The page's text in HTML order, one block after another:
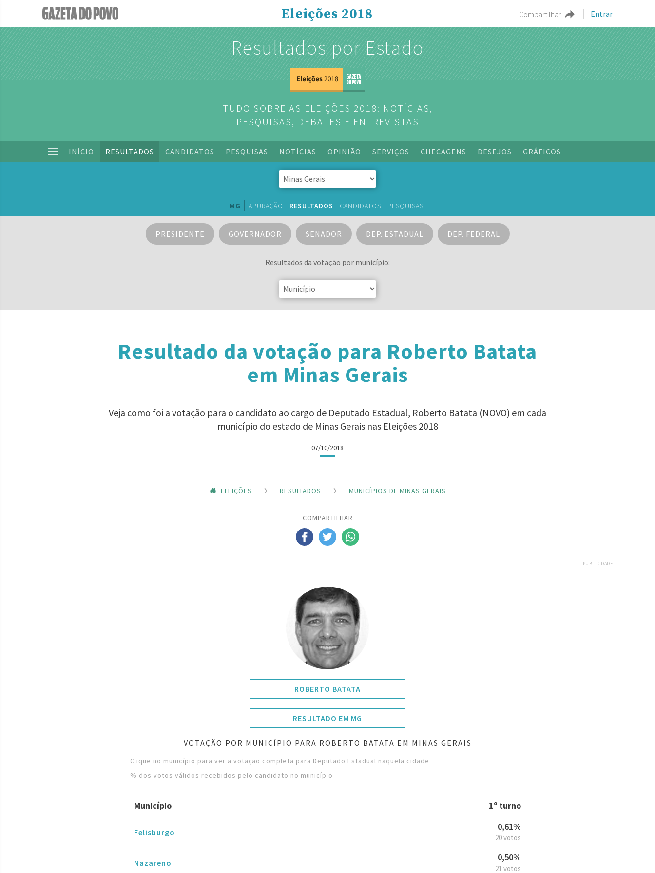
Compartilhar Entrar
Eleições 2018
Resultados por Estado
TUDO SOBRE AS ELEIÇÕES 2018: NOTÍCIAS,
PESQUISAS, DEBATES E ENTREVISTAS
INÍCIO RESULTADOS CANDIDATOS PESQUISAS NOTÍCIAS OPINIÃO SERVIÇOS CHECAGENS DESEJOS GRÁFICOS
MG APURAÇÃO RESULTADOS CANDIDATOS PESQUISAS
PRESIDENTE GOVERNADOR SENADOR DEP. ESTADUAL DEP. FEDERAL
Resultados da votação por município:
Resultado da votação para Roberto Batata
em Minas Gerais
Veja como foi a votação para o candidato ao cargo de Deputado Estadual, Roberto Batata (NOVO) em cada
município do estado de Minas Gerais nas Eleições 2018
07/10/2018
ELEIÇÕES RESULTADOS MUNICÍPIOS DE MINAS GERAIS
COMPARTILHAR
PUBLICIDADE
ROBERTO BATATA
RESULTADO EM MG
VOTAÇÃO POR MUNICÍPIO PARA ROBERTO BATATA EM MINAS GERAIS
Clique no município para ver a votação completa para Deputado Estadual naquela cidade
% dos votos válidos recebidos pelo candidato no município
Município 1º turno
Felisburgo
0,61%
20 votos
Nazareno
0,50%
21 votos